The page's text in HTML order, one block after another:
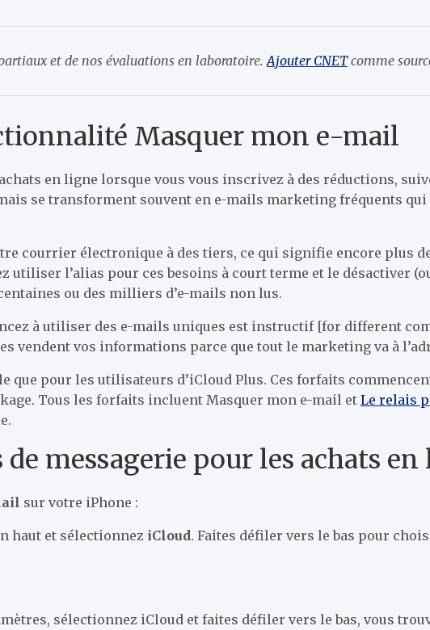
et de nos évaluations en laboratoire.Ajouter CNETcomme
Masquer mon e-mail
en ligne lorsque vous vous inscrivez à des réductions,
se transforment souvent en e-mails marketing fréquents
courrier électronique à des tiers, ce qui signifie encore plus
utiliser l’alias pour ces besoins à court terme et le désactiver
ou des milliers d’e-mails non lus.
à utiliser des e-mails uniques est instructif [for different
vendent vos informations parce que tout le marketing va à
que pour les utilisateurs d’iCloud Plus. Ces forfaits
Tous les forfaits incluent Masquer mon e-mail etLe relais
messagerie pour les achats
sur votre iPhone :
haut et sélectionnez iCloud. Faites défiler vers le bas pour
sélectionnez iCloud et faites défiler vers le bas, vous